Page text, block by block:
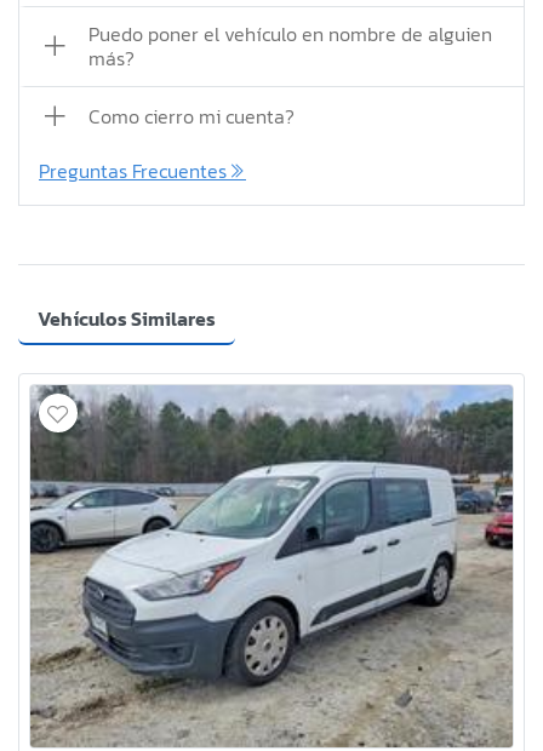
Puedo poner el vehículo en nombre de alguien
más?
Como cierro mi cuenta?
Preguntas Frecuentes
Vehículos Similares